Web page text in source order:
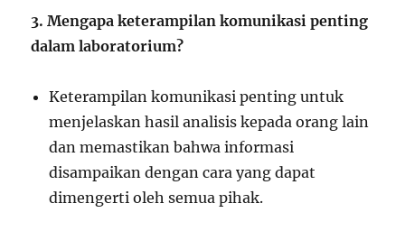
3. Mengapa keterampilan komunikasi penting
dalam laboratorium?
Keterampilan komunikasi penting untuk
menjelaskan hasil analisis kepada orang lain
dan memastikan bahwa informasi
disampaikan dengan cara yang dapat
dimengerti oleh semua pihak.